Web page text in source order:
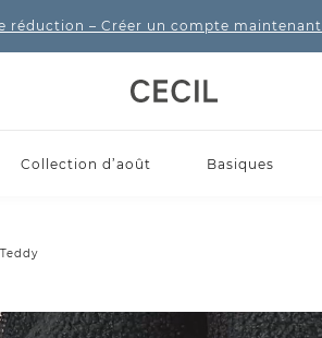
réduction – Créer un compte maintenant
Collection d’août Basiques